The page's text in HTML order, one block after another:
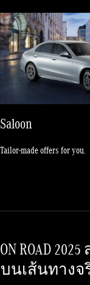
Saloon
Tailor-made offers for you.
ON ROAD
เส้นทางจ